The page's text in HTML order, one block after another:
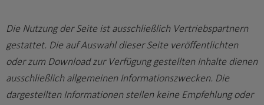
Die Nutzung der Seite ist ausschließlich Vertriebspartnern
gestattet. Die auf Auswahl dieser Seite veröffentlichten
oder zum Download zur Verfügung gestellten Inhalte dienen
ausschließlich allgemeinen Informationszwecken. Die
dargestellten Informationen stellen keine Empfehlung oder